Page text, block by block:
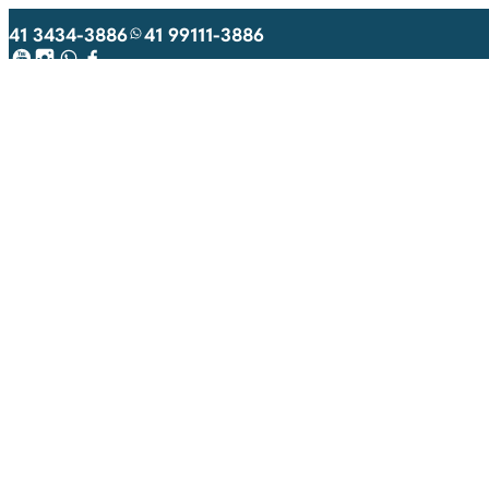
41 3434-3886
41 99111-3886
Youtube